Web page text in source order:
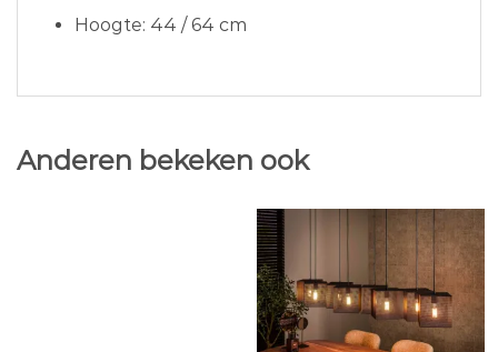
Hoogte: 44 / 64 cm
Anderen bekeken ook